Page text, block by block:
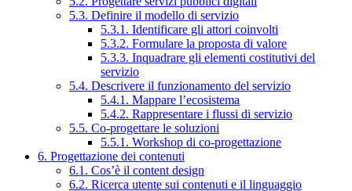
5.3. Definire il modello di servizio
5.3.1. Identificare gli attori coinvolti
5.3.2. Formulare la proposta di valore
5.3.3. Inquadrare gli elementi costitutivi del
servizio
5.4. Descrivere il funzionamento del servizio
5.4.1. Mappare l’ecosistema
5.4.2. Rappresentare i flussi di servizio
5.5. Co-progettare le soluzioni
5.5.1. Workshop di co-progettazione
6. Progettazione dei contenuti
6.1. Cos’è il content design
6.2. Ricerca utente sui contenuti e il linguaggio